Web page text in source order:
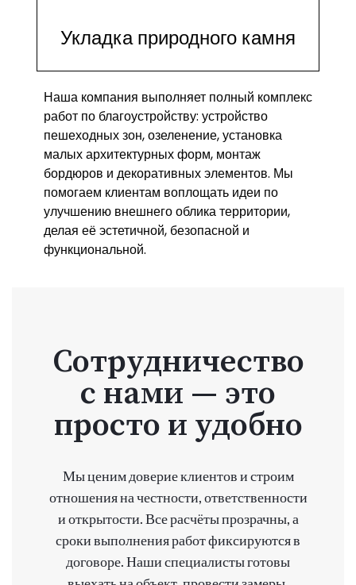
Укладка природного камня
Наша компания выполняет полный комплекс
работ по благоустройству: устройство
пешеходных зон, озеленение, установка
малых архитектурных форм, монтаж
бордюров и декоративных элементов. Мы
помогаем клиентам воплощать идеи по
улучшению внешнего облика территории,
делая её эстетичной, безопасной и
функциональной.
Сотрудничество
с нами — это
просто и удобно
Мы ценим доверие клиентов и строим
отношения на честности, ответственности
и открытости. Все расчёты прозрачны, а
сроки выполнения работ фиксируются в
договоре. Наши специалисты готовы